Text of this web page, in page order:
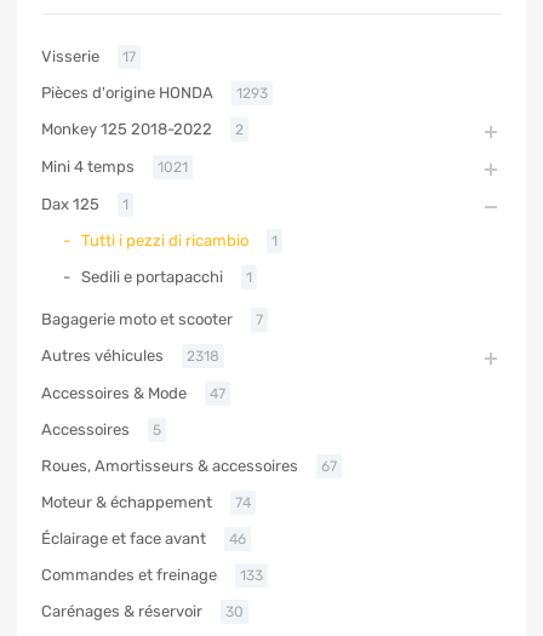
Visserie 17
Pièces d'origine HONDA 1293
Monkey 125 2018-2022 2
Mini 4 temps 1021
Dax 125 1
Tutti i pezzi di ricambio 1
Sedili e portapacchi 1
Bagagerie moto et scooter 7
Autres véhicules 2318
Accessoires & Mode 47
Accessoires 5
Roues, Amortisseurs & accessoires 67
Moteur & échappement 74
Éclairage et face avant 46
Commandes et freinage 133
Carénages & réservoir 30